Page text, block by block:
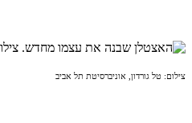
צילום: טל גורדון, אוניברסיטת תל אביב